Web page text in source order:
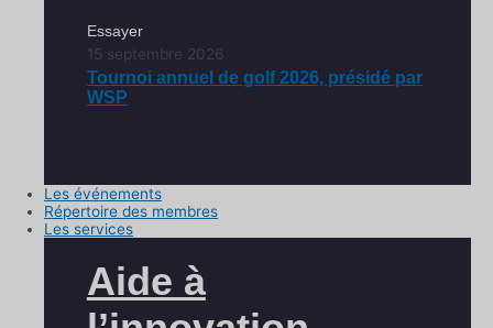
Essayer
15 septembre 2026
Tournoi annuel de golf 2026, présidé par
WSP
Les événements
Répertoire des membres
Les services
Aide à